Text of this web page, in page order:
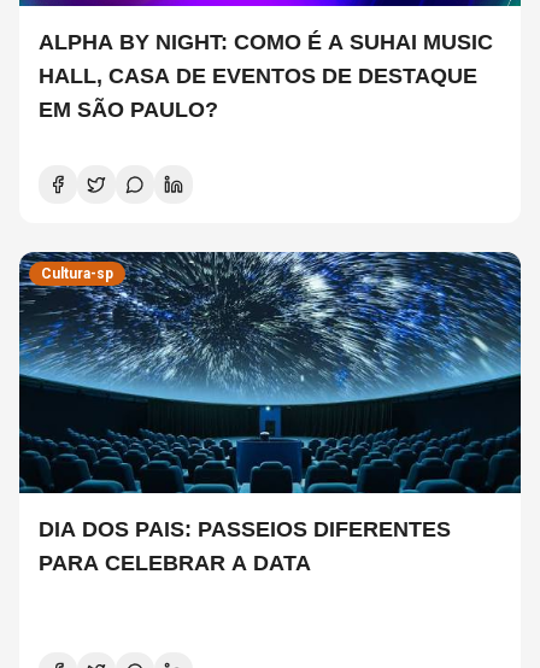
ALPHA BY NIGHT: COMO É A SUHAI MUSIC
HALL, CASA DE EVENTOS DE DESTAQUE
EM SÃO PAULO?
Cultura-sp
DIA DOS PAIS: PASSEIOS DIFERENTES
PARA CELEBRAR A DATA